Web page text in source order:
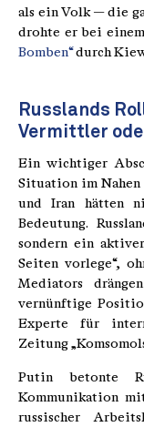
als ein Volk — die
drohte er bei
Bomben“durch
Russlands
Vermittler
Ein wichtiger
Situation im Nahen
und Iran hätten
Bedeutung.
sondern ein
Seiten vorlege“,
Mediators
vernünftige
Experte für
Zeitung
Putin betonte
Kommunikation
russischer